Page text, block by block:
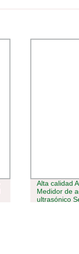
Alta calidad
Medidor de
ultrasónico